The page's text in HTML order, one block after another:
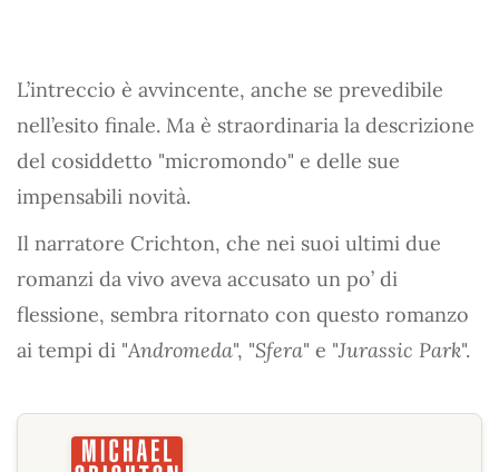
L’intreccio è avvincente, anche se prevedibile
nell’esito finale. Ma è straordinaria la descrizione
del cosiddetto "micromondo" e delle sue
impensabili novità.
Il narratore Crichton, che nei suoi ultimi due
romanzi da vivo aveva accusato un po’ di
flessione, sembra ritornato con questo romanzo
ai tempi di "Andromeda", "Sfera" e "Jurassic Park".